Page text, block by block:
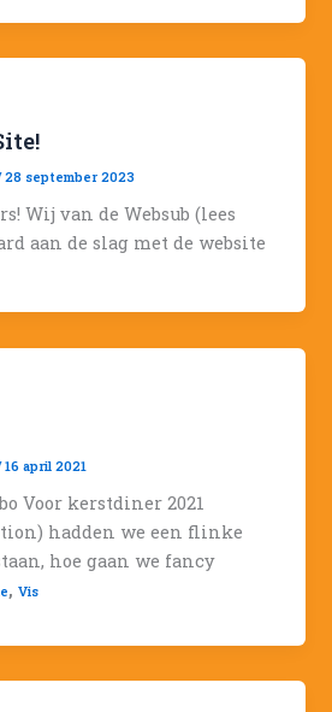
28 september 2023
Wij van de Websub (lees
aan de slag met de website
16 april 2021
Voor kerstdiner 2021
hadden we een flinke
hoe gaan we fancy
,Vis